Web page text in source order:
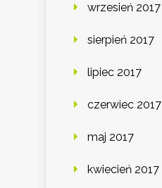
wrzesień 2017
sierpień 2017
lipiec 2017
czerwiec 2017
maj 2017
kwiecień 2017